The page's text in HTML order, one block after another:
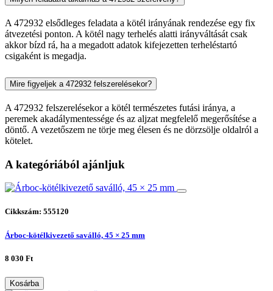
A 472932 elsődleges feladata a kötél irányának rendezése egy fix
átvezetési ponton. A kötél nagy terhelés alatti irányváltását csak
akkor bízd rá, ha a megadott adatok kifejezetten terheléstartó
csigaként is megadja.
Mire figyeljek a 472932 felszerelésekor?
A 472932 felszerelésekor a kötél természetes futási iránya, a
peremek akadálymentessége és az aljzat megfelelő megerősítése a
döntő. A vezetőszem ne törje meg élesen és ne dörzsölje oldalról a
kötelet.
A kategóriából ajánljuk
Cikkszám: 555120
Árboc-kötélkivezető saválló, 45 × 25 mm
8 030 Ft
Kosárba